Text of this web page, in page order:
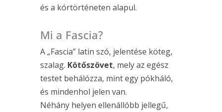
és a kórtörténeten alapul.
Mi a Fascia?
A „Fascia” latin szó, jelentése köteg,
szalag. Kötőszövet, mely az egész
testet behálózza, mint egy pókháló,
és mindenhol jelen van.
Néhány helyen ellenállóbb jellegű,